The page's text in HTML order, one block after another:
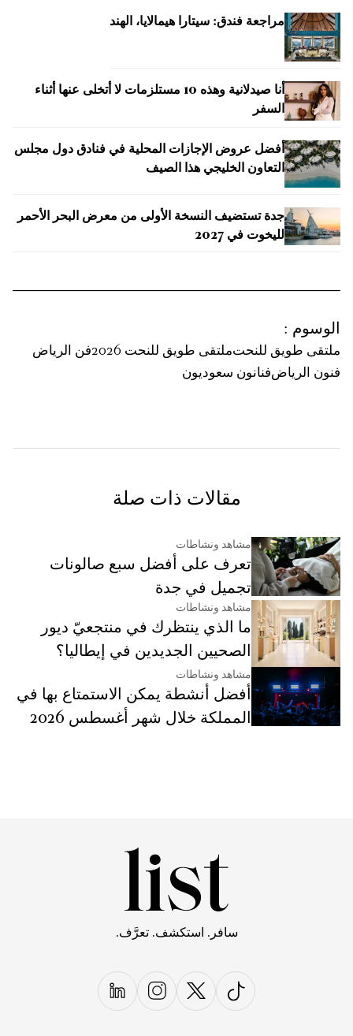
مراجعة فندق: سيتارا هيمالايا، الهند
أنا صيدلانية وهذه 10 مستلزمات لا أتخلى عنها أثناء
السفر
أفضل عروض الإجازات المحلية في فنادق دول مجلس
التعاون الخليجي هذا الصيف
جدة تستضيف النسخة الأولى من معرض البحر الأحمر
لليخوت في 2027
الوسوم :
ملتقى طويق للنحتملتقى طويق للنحت 2026
فن الرياض
فنون الرياضفنانون سعوديون
مقالات ذات صلة
مشاهد ونشاطات
تعرف على أفضل سبع صالونات
تجميل في جدة
مشاهد ونشاطات
ما الذي ينتظرك في منتجعيّ ديور
الصحيين الجديدين في إيطاليا؟
مشاهد ونشاطات
أفضل أنشطة يمكن الاستمتاع بها في
المملكة خلال شهر أغسطس 2026
سافر. استكشف. تعرَّف.